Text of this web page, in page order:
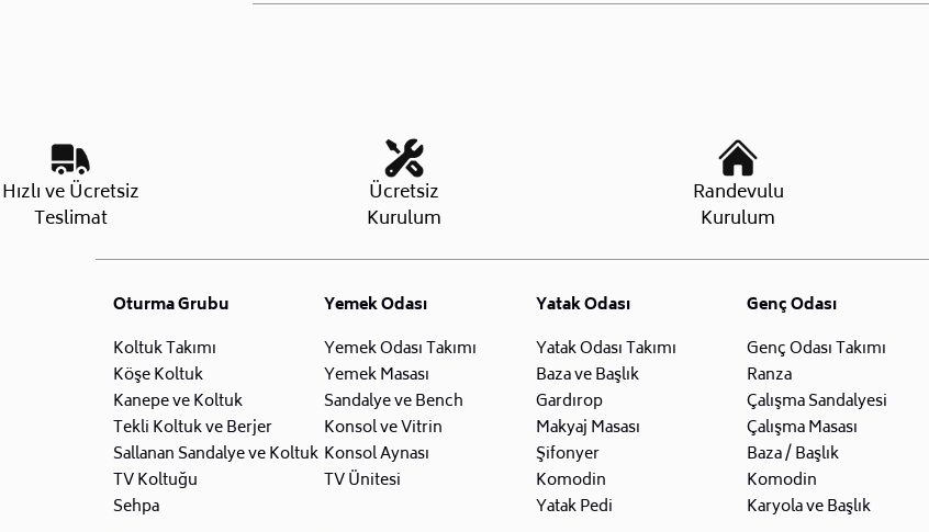
Hızlı ve Ücretsiz
Teslimat
Ücretsiz
Kurulum
Randevulu
Kurulum
Oturma Grubu
Koltuk Takımı
Köşe Koltuk
Kanepe ve Koltuk
Tekli Koltuk ve Berjer
Sallanan Sandalye ve Koltuk
TV Koltuğu
Sehpa
Yemek Odası
Yemek Odası Takımı
Yemek Masası
Sandalye ve Bench
Konsol ve Vitrin
Konsol Aynası
TV Ünitesi
Yatak Odası
Yatak Odası Takımı
Baza ve Başlık
Gardırop
Makyaj Masası
Şifonyer
Komodin
Yatak Pedi
Genç Odası
Genç Odası Takımı
Ranza
Çalışma Sandalyesi
Çalışma Masası
Baza / Başlık
Komodin
Karyola ve Başlık